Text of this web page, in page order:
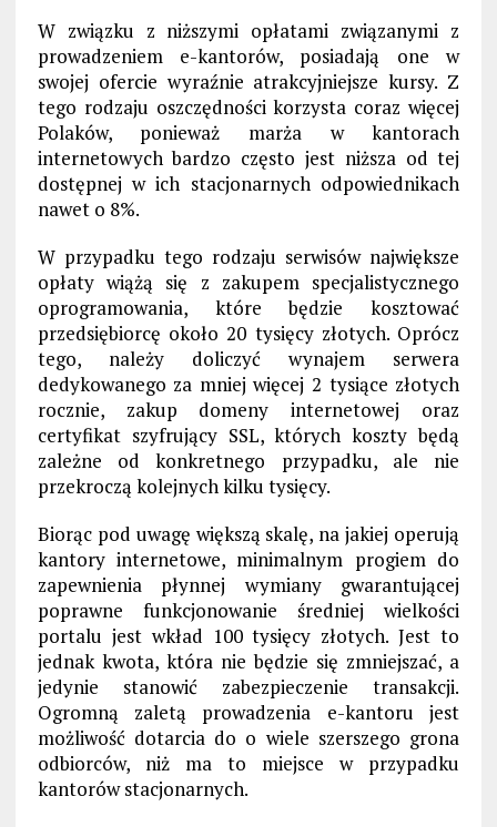
W związku z niższymi opłatami związanymi z
prowadzeniem e-kantorów, posiadają one w
swojej ofercie wyraźnie atrakcyjniejsze kursy. Z
tego rodzaju oszczędności korzysta coraz więcej
Polaków, ponieważ marża w kantorach
internetowych bardzo często jest niższa od tej
dostępnej w ich stacjonarnych odpowiednikach
nawet o 8%.
W przypadku tego rodzaju serwisów największe
opłaty wiążą się z zakupem specjalistycznego
oprogramowania, które będzie kosztować
przedsiębiorcę około 20 tysięcy złotych. Oprócz
tego, należy doliczyć wynajem serwera
dedykowanego za mniej więcej 2 tysiące złotych
rocznie, zakup domeny internetowej oraz
certyfikat szyfrujący SSL, których koszty będą
zależne od konkretnego przypadku, ale nie
przekroczą kolejnych kilku tysięcy.
Biorąc pod uwagę większą skalę, na jakiej operują
kantory internetowe, minimalnym progiem do
zapewnienia płynnej wymiany gwarantującej
poprawne funkcjonowanie średniej wielkości
portalu jest wkład 100 tysięcy złotych. Jest to
jednak kwota, która nie będzie się zmniejszać, a
jedynie stanowić zabezpieczenie transakcji.
Ogromną zaletą prowadzenia e-kantoru jest
możliwość dotarcia do o wiele szerszego grona
odbiorców, niż ma to miejsce w przypadku
kantorów stacjonarnych.